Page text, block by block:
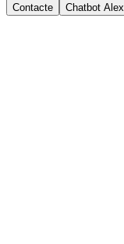
Contacte Chatbot Alex